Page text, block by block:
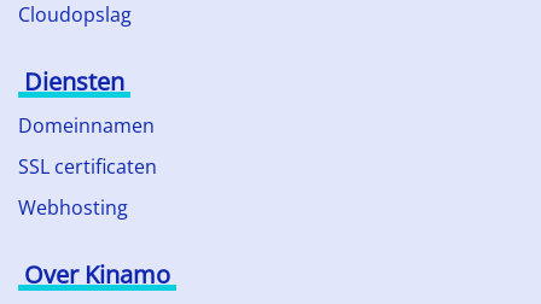
Cloudopslag
Diensten
Domeinnamen
SSL certificaten
Webhosting
Over Kinamo